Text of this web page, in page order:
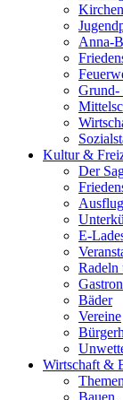
Kirchen
Anna-
Grund-
Kultur &
Der
E-
Radeln
Bäder
Vereine
Wirtschaft &
Bauen